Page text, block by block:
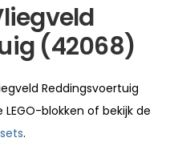
(42068)
Reddingsvoertuig
blokken of bekijk de
.